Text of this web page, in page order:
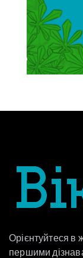
Орієнтуйтеся в
першими